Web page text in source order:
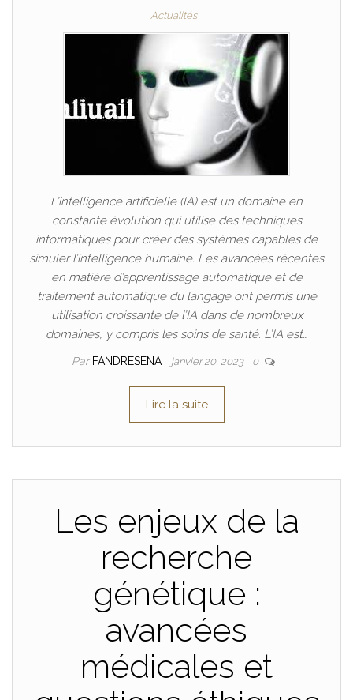
Actualités
L’intelligence artificielle (IA) est un domaine en
constante évolution qui utilise des techniques
informatiques pour créer des systèmes capables de
simuler l’intelligence humaine. Les avancées récentes
en matière d’apprentissage automatique et de
traitement automatique du langage ont permis une
utilisation croissante de l’IA dans de nombreux
domaines, y compris les soins de santé. L’IA est…
Par FANDRESENA janvier 20, 2023 0
Lire la suite
Les enjeux de la
recherche
génétique :
avancées
médicales et